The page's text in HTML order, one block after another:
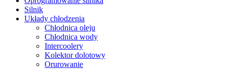
Silnik
Układy chłodzenia
Chłodnica oleju
Chłodnica wody
Intercoolery
Kolektor dolotowy
Orurowanie